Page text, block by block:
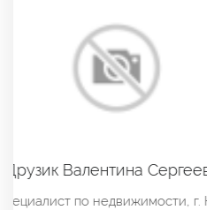
Саттарова
Специалист по